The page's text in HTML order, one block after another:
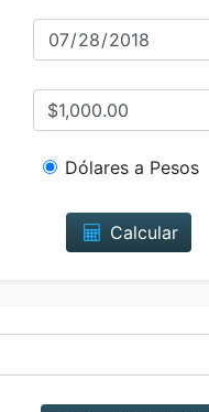
Dólares a Pesos
Calcular